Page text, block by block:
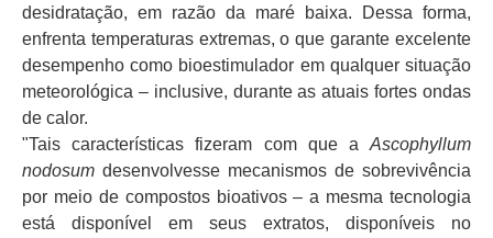
desidratação, em razão da maré baixa. Dessa forma,
enfrenta temperaturas extremas, o que garante excelente
desempenho como bioestimulador em qualquer situação
meteorológica – inclusive, durante as atuais fortes ondas
de calor.
"Tais características fizeram com que a Ascophyllum
nodosum desenvolvesse mecanismos de sobrevivência
por meio de compostos bioativos – a mesma tecnologia
está disponível em seus extratos, disponíveis no